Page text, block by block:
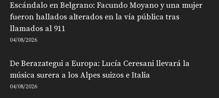
Escándalo en Belgrano: Facundo Moyano y una mujer
fueron hallados alterados en la vía pública tras
llamados al 911
04/08/2026
De Berazategui a Europa: Lucía Ceresani llevará la
música surera a los Alpes suizos e Italia
04/08/2026